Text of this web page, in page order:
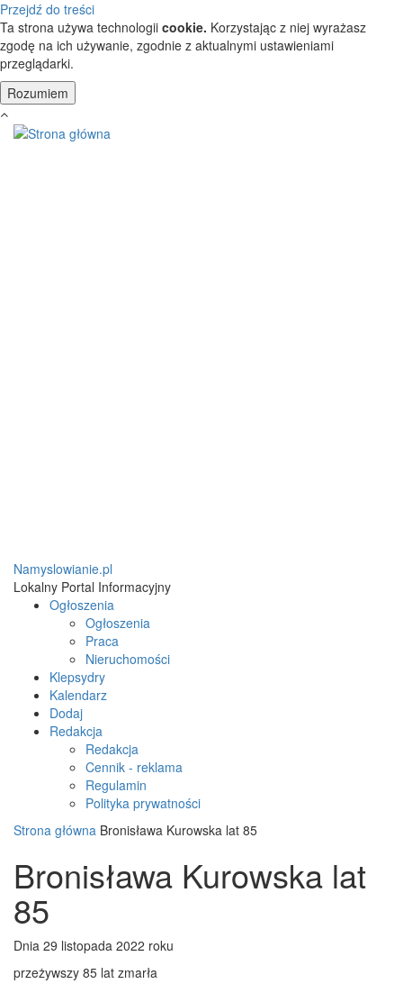
Przejdź do treści
Ta strona używa technologii cookie. Korzystając z niej wyrażasz
zgodę na ich używanie, zgodnie z aktualnymi ustawieniami
przeglądarki.
Namyslowianie.pl
Lokalny Portal Informacyjny
Ogłoszenia
Ogłoszenia
Praca
Nieruchomości
Klepsydry
Kalendarz
Dodaj
Redakcja
Redakcja
Cennik - reklama
Regulamin
Polityka prywatności
Strona główna Bronisława Kurowska lat 85
Bronisława Kurowska lat
85
Dnia 29 listopada 2022 roku
przeżywszy 85 lat zmarła